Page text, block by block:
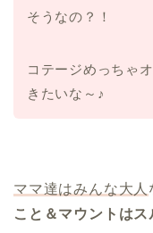
そうなの？！
コテージめっちゃ
きたいな～♪
ママ達はみんな大人
こと＆マウントはス